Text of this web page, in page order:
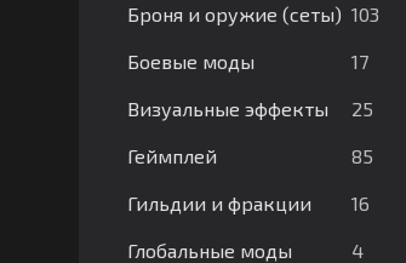
Броня и оружие (сеты) 103
Боевые моды 17
Визуальные эффекты 25
Геймплей 85
Гильдии и фракции 16
Глобальные моды 4